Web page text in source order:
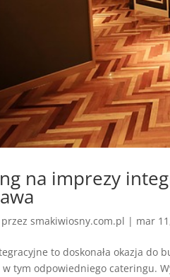
na imprezy
przezsmakiwiosny.com.pl | mar
to doskonała okazja do
w tym odpowiedniego cateringu.